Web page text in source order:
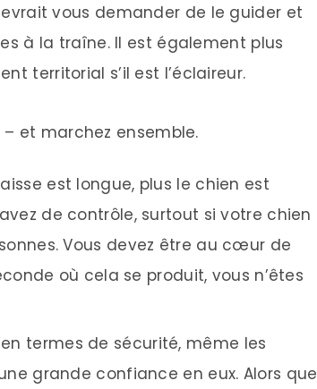
vous demander de le guider et
à la traîne. Il est également plus
territorial s’il est l’éclaireur.
et marchez ensemble.
est longue, plus le chien est
de contrôle, surtout si votre chien
Vous devez être au cœur de
où cela se produit, vous n’êtes
termes de sécurité, même les
grande confiance en eux. Alors que